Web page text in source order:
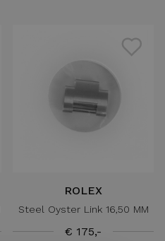
ROLEX
Steel Oyster Link 16,50 MM
€ 175,-